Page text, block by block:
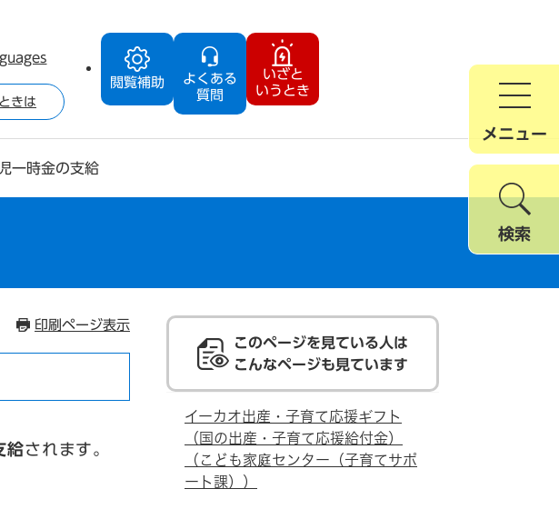
閲覧補助
よくある
質問
いざと
いうとき
きは
メニュー
検索
一時金の支給
印刷ページ表示
給されます。
このページを見ている人は
こんなページも見ています
イーカオ出産・子育て応援ギフト
（国の出産・子育て応援給付金）
（こども家庭センター（子育てサポ
ート課））